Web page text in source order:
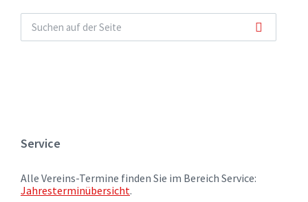
Service
Alle Vereins-Termine finden Sie im Bereich Service:
Jahresterminübersicht.